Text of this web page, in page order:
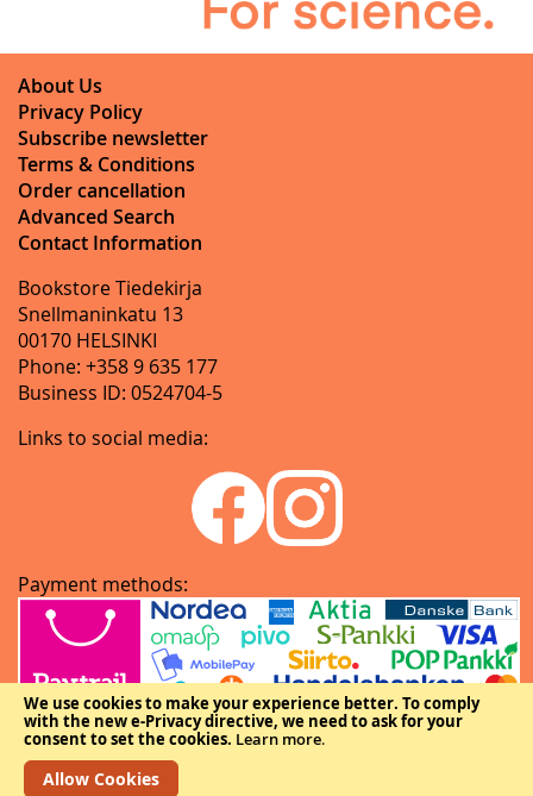
We use cookies to make your experience better. To comply
with the new e-Privacy directive, we need to ask for your
consent to set the cookies. Learn more.
Allow Cookies
About Us
Privacy Policy
Subscribe newsletter
Terms & Conditions
Order cancellation
Advanced Search
Contact Information
Bookstore Tiedekirja
Snellmaninkatu 13
00170 HELSINKI
Phone: +358 9 635 177
Business ID: 0524704-5
Links to social media:
Payment methods:
Copyright © The Federation of Finnish Learned Societies